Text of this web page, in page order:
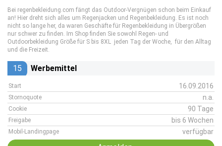
Bei regenbekleidung.com fängt das Outdoor-Vergnügen schon beim Einkauf
an! Hier dreht sich alles um Regenjacken und Regenbekleidung. Es ist noch
nicht so lange her, da waren Geschäfte für Regenbekleidung in Übergrößen
nur schwer zu finden. Im Shop finden Sie sowohl Regen- und
Outdoorbekleidung Größe für S bis 8XL jeden Tag der Woche, für den Alltag
und die Freizeit.
15 Werbemittel
Start 16.09.2016
Stornoquote n.a.
Cookie 90 Tage
Freigabe bis 6 Wochen
Mobil-Landingpage verfügbar